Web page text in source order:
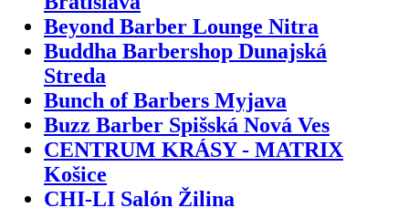
Beyond Barber Lounge Nitra
Buddha Barbershop Dunajská
Streda
Bunch of Barbers Myjava
Buzz Barber Spišská Nová Ves
CENTRUM KRÁSY - MATRIX
Košice
CHI-LI Salón Žilina